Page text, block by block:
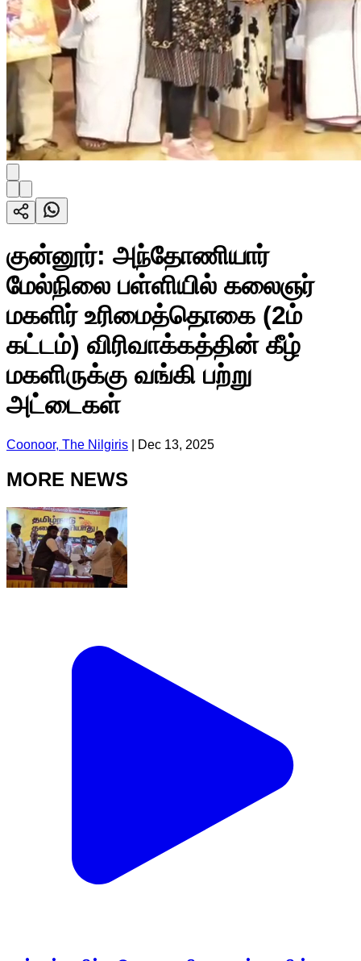
குன்னூர்: அந்தோணியார்
மேல்நிலை பள்ளியில் கலைஞர்
மகளிர் உரிமைத்தொகை (2ம்
கட்டம்) விரிவாக்கத்தின் கீழ்
மகளிருக்கு வங்கி பற்று
அட்டைகள்
Coonoor, The Nilgiris Dec 13, 2025
MORE NEWS